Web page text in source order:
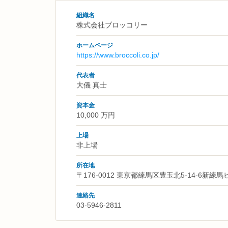
組織名
株式会社ブロッコリー
ホームページ
https://www.broccoli.co.jp/
代表者
大儀 真士
資本金
10,000 万円
上場
非上場
所在地
〒176-0012 東京都練馬区豊玉北5-14-6新練馬
連絡先
03-5946-2811